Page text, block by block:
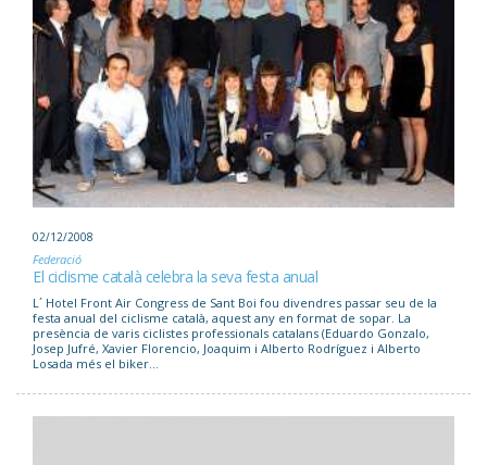
02/12/2008
Federació
El ciclisme català celebra la seva festa anual
L´ Hotel Front Air Congress de Sant Boi fou divendres passar seu de la
festa anual del ciclisme català, aquest any en format de sopar. La
presència de varis ciclistes professionals catalans (Eduardo Gonzalo,
Josep Jufré, Xavier Florencio, Joaquim i Alberto Rodríguez i Alberto
Losada més el biker...